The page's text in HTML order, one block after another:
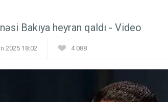
Bakıya heyran qaldı - Video
2025 18:02 4 088